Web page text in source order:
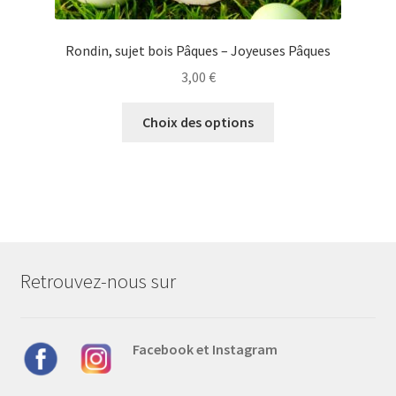
Rondin, sujet bois Pâques – Joyeuses Pâques
3,00 €
Choix des options
la
Retrouvez-nous sur
Facebook et Instagram